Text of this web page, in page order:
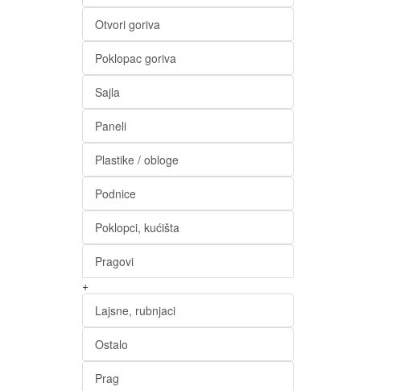
Otvori goriva
Poklopac goriva
Sajla
Paneli
Plastike / obloge
Podnice
Poklopci, kućišta
Pragovi
+
Lajsne, rubnjaci
Ostalo
Prag